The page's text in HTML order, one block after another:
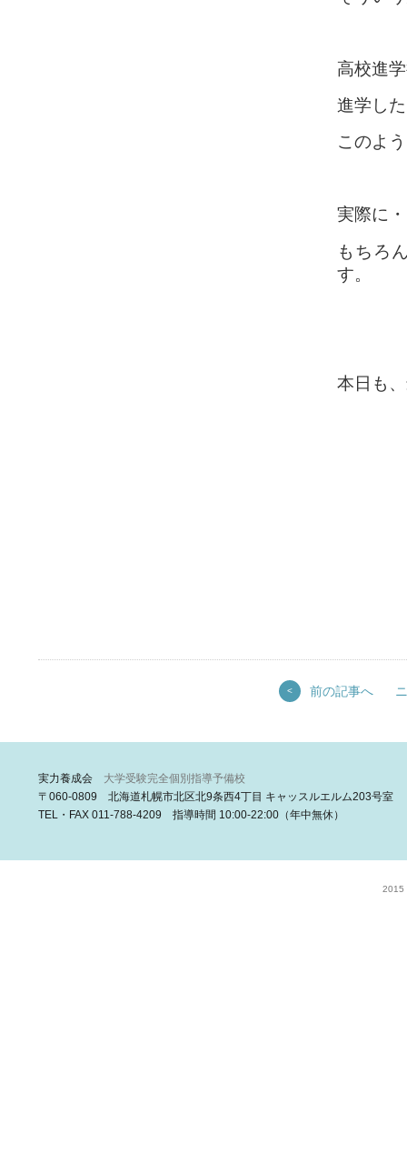
高校進
進学し
このよ
実際に
もちろ
す。
本日も
< 前の記事へ
実力養成会 大学受験完全個別指導予備校
〒060-0809 北海道札幌市北区北9条西4丁目 キャッスルエルム203号室
TEL・FAX 011-788-4209 指導時間 10:00-22:00（年中無休）
2015